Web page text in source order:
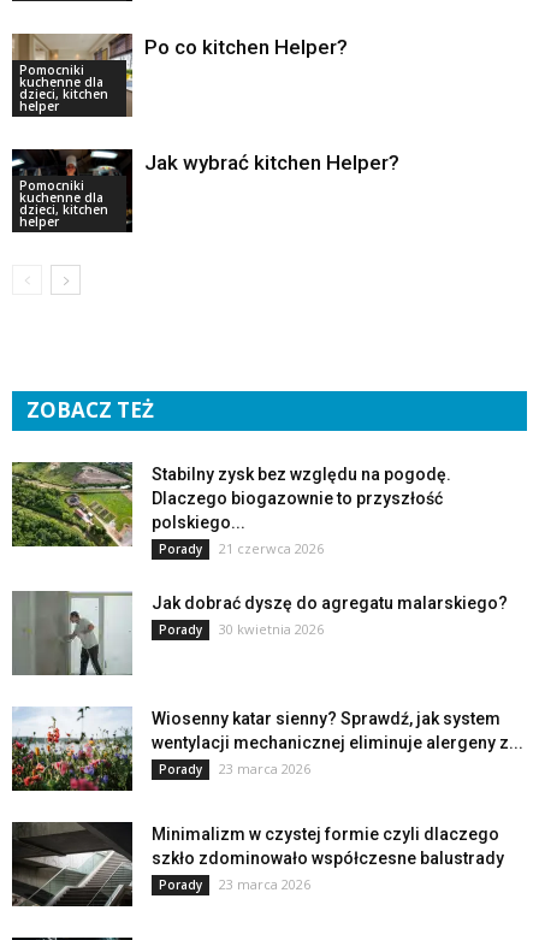
Pomocniki
kuchenne dla
dzieci, kitchen
helper
Po co kitchen Helper?
Pomocniki
kuchenne dla
dzieci, kitchen
helper
Jak wybrać kitchen Helper?
ZOBACZ TEŻ
Stabilny zysk bez względu na pogodę.
Dlaczego biogazownie to przyszłość
polskiego...
Porady 21 czerwca 2026
Jak dobrać dyszę do agregatu malarskiego?
Porady 30 kwietnia 2026
Wiosenny katar sienny? Sprawdź, jak system
wentylacji mechanicznej eliminuje alergeny z...
Porady 23 marca 2026
Minimalizm w czystej formie czyli dlaczego
szkło zdominowało współczesne balustrady
Porady 23 marca 2026